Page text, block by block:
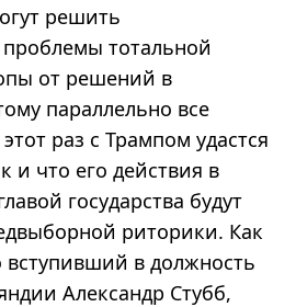
решить
тотальной
от решений в
параллельно все
раз с Трампом удастся
и что его действия в
государства будут
риторики. Как
вступивший в должность
Александр Стубб,